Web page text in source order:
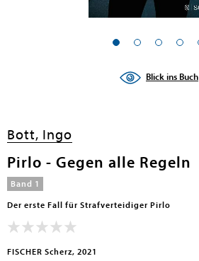
Blick ins Buch
Bott, Ingo
Pirlo - Gegen alle Regeln
Band 1
Der erste Fall für Strafverteidiger Pirlo
FISCHER Scherz, 2021